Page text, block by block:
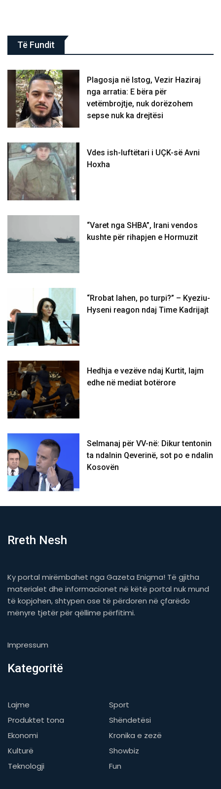
Të Fundit
Plagosja në Istog, Vezir Haziraj
nga arratia: E bëra për
vetëmbrojtje, nuk dorëzohem
sepse nuk ka drejtësi
Vdes ish-luftëtari i UÇK-së Avni
Hoxha
“Varet nga SHBA”, Irani vendos
kushte për rihapjen e Hormuzit
“Rrobat lahen, po turpi?” – Kyeziu-
Hyseni reagon ndaj Time Kadrijajt
Hedhja e vezëve ndaj Kurtit, lajm
edhe në mediat botërore
Selmanaj për VV-në: Dikur tentonin
ta ndalnin Qeverinë, sot po e ndalin
Kosovën
Rreth Nesh
Ky portal mirëmbahet nga Gazeta Enigma! Të gjitha
materialet dhe informacionet në këtë portal nuk mund
të kopjohen, shtypen ose të përdoren në çfarëdo
mënyre tjetër për qëllime përfitimi.
Impressum
Kategoritë
Lajme
Sport
Produktet tona
Shëndetësi
Ekonomi
Kronika e zezë
Kulturë
Showbiz
Teknologji
Fun